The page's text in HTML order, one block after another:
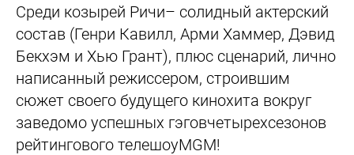
Среди козырей Ричи– солидный актерский
состав (Генри Кавилл, Арми Хаммер, Дэвид
Бекхэм и Хью Грант), плюс сценарий, лично
написанный режиссером, строившим
сюжет своего будущего кинохита вокруг
заведомо успешных гэговчетырехсезонов
рейтингового телешоуMGM!